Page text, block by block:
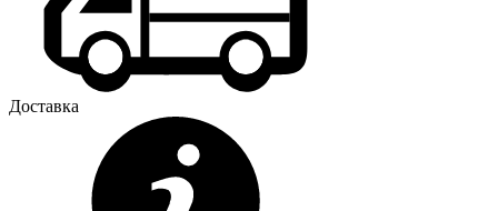
Доставка